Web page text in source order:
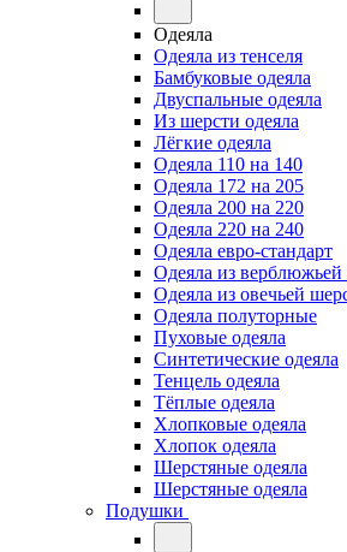
Одеяла
Одеяла из тенселя
Бамбуковые одеяла
Двуспальные одеяла
Из шерсти одеяла
Лёгкие одеяла
Одеяла 110 на 140
Одеяла 172 на 205
Одеяла 200 на 220
Одеяла 220 на 240
Одеяла евро-стандарт
Одеяла из верблюжьей
Одеяла из овечьей
Одеяла полуторные
Пуховые одеяла
Синтетические одеяла
Тенцель одеяла
Тёплые одеяла
Хлопковые одеяла
Хлопок одеяла
Шерстяные одеяла
Шерстяные одеяла
Подушки